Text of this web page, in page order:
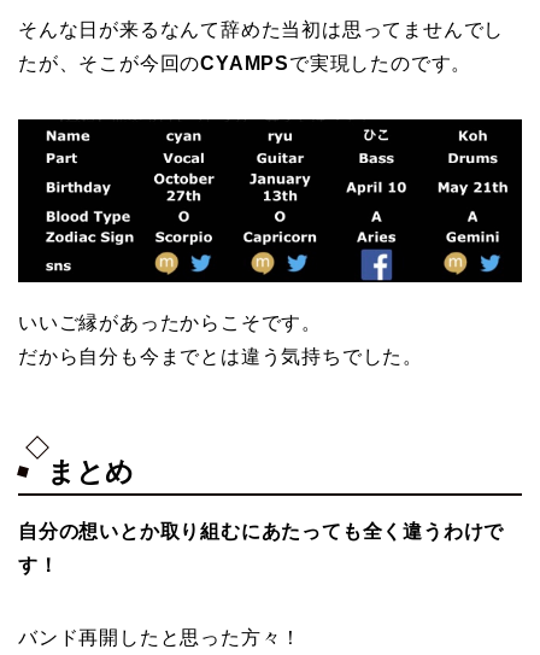
そんな日が来るなんて辞めた当初は思ってませんでし
たが、そこが今回のCYAMPSで実現したのです。
いいご縁があったからこそです。
だから自分も今までとは違う気持ちでした。
まとめ
自分の想いとか取り組むにあたっても全く違うわけで
す！
バンド再開したと思った方々！